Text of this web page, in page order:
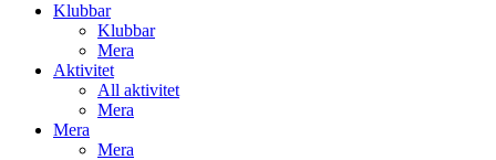
Klubbar
Klubbar
Mera
Aktivitet
All aktivitet
Mera
Mera
Mera